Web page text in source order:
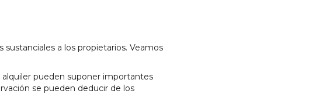
a los propietarios. Veamos
alquiler pueden suponer importantes
se pueden deducir de los